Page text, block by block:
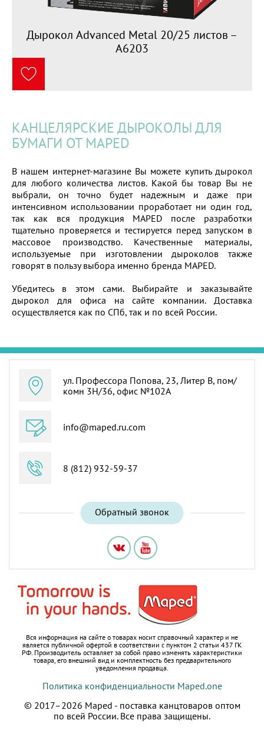
Дырокол Advanced Metal 20/25 листов –
A6203
КАНЦЕЛЯРСКИЕ ДЫРОКОЛЫ ДЛЯ
БУМАГИ ОТ MAPED
В нашем интернет-магазине Вы можете купить дырокол
для любого количества листов. Какой бы товар Вы не
выбрали, он точно будет надежным и даже при
интенсивном использовании проработает ни один год,
так как вся продукция MAPED после разработки
тщательно проверяется и тестируется перед запуском в
массовое производство. Качественные материалы,
используемые при изготовлении дыроколов также
говорят в пользу выбора именно бренда MAPED.
Убедитесь в этом сами. Выбирайте и заказывайте
дырокол для офиса на сайте компании. Доставка
осуществляется как по СПб, так и по всей России.
ул. Профессора Попова, 23, Литер В, пом/
комн 3Н/36, офис №102А
info@maped.ru.com
8 (812) 932-59-37
Обратный звонок
Вся информация на сайте о товарах носит справочный характер и не
является публичной офертой в соответствии с пунктом 2 статьи 437 ГК
РФ. Производитель оставляет за собой право изменять характеристики
товара, его внешний вид и комплектность без предварительного
уведомления продавца.
Политика конфиденциальности Maped.one
© 2017–2026 Maped - поставка канцтоваров оптом
по всей России.Все права защищены.